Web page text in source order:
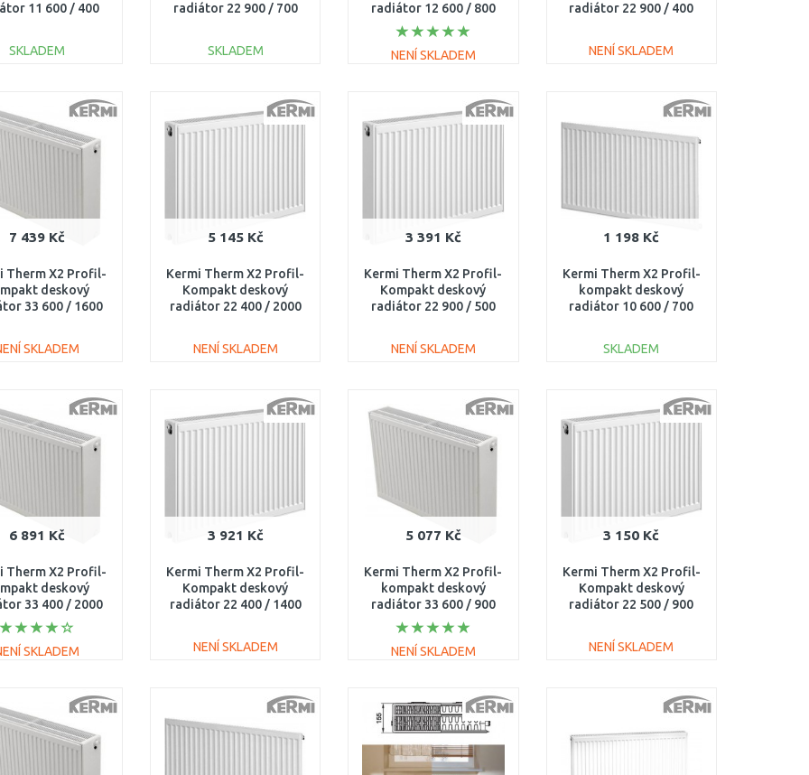
11 600 / 400
SKLADEM
Porovnat
radiátor 22 900 / 700
SKLADEM
Porovnat
radiátor 12 600 / 800
FK0120608
NENÍ SKLADEM
Porovnat
radiátor 22 900 / 400
NENÍ SKLADEM
7 439 Kč
Therm X2 Profil-
deskový
33 600 / 1600
SKLADEM
Porovnat
5 145 Kč
Kermi Therm X2 Profil-
Kompakt deskový
radiátor 22 400 / 2000
NENÍ SKLADEM
Porovnat
3 391 Kč
Kermi Therm X2 Profil-
Kompakt deskový
radiátor 22 900 / 500
NENÍ SKLADEM
Porovnat
1 198 Kč
Kermi Therm X2 Profil-
kompakt deskový
radiátor 10 600 / 700
SKLADEM
Porovnat
6 891 Kč
Therm X2 Profil-
deskový
33 400 / 2000
FK0330420
SKLADEM
Porovnat
3 921 Kč
Kermi Therm X2 Profil-
Kompakt deskový
radiátor 22 400 / 1400
NENÍ SKLADEM
5 077 Kč
Kermi Therm X2 Profil-
kompakt deskový
radiátor 33 600 / 900
FK0330609
NENÍ SKLADEM
Porovnat
3 150 Kč
Kermi Therm X2 Profil-
Kompakt deskový
radiátor 22 500 / 900
NENÍ SKLADEM